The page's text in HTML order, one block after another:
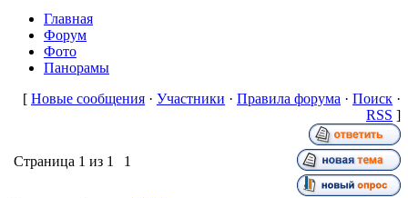
Главная
Форум
Фото
Панорамы
[ Новые сообщения · Участники · Правила форума · Поиск ·
RSS ]
Страница 1 из 1 1